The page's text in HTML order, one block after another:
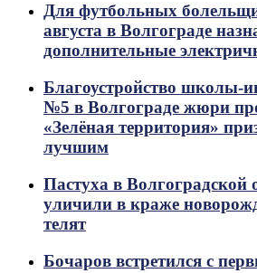
Для футбольных
августа в Волгограде
дополнительные
Благоустройство школы-
№5 в Волгограде жюри
«Зелёная территория»
лучшим
Пастуха в Волгоградской
уличили в краже
телят
Бочаров встретился с